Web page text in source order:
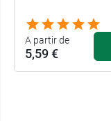
A partir de
5,59 €